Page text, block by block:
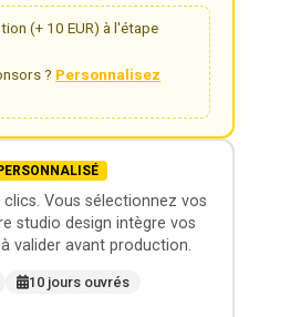
(+ 10 EUR) à l'étape
? Personnalisez
Vous sélectionnez vos
studio design intègre vos
valider avant production.
10 jours ouvrés